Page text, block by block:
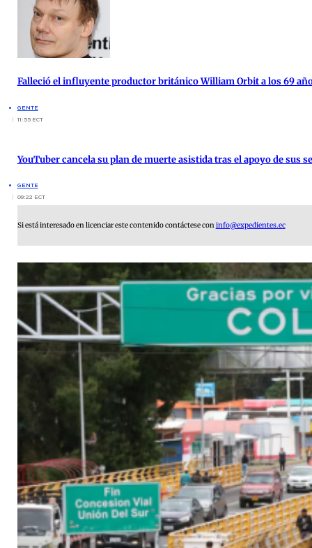
Falleció el influyente productor británico William Orbit a los 69
GENTE
11:55 ECT
YouTuber cancela su plan de muerte asistida tras el apoyo de sus
GENTE
09:22 ECT
Si está interesado en licenciar este contenido contáctese coninfo@expedientes.ec